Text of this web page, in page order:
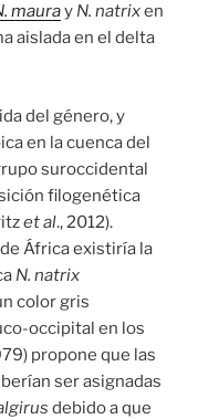
mauray N. natrixen
aislada en el delta
del género, y
en la cuenca del
suroccidental
filogenética
et al., 2012).
África existiría la
N. natrix
color gris
occipital en los
propone que las
ser asignadas
debido a que